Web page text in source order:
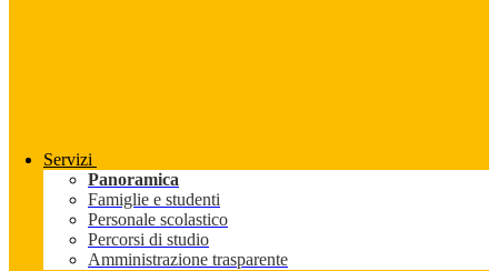
Servizi
Panoramica
Famiglie e studenti
Personale scolastico
Percorsi di studio
Amministrazione trasparente